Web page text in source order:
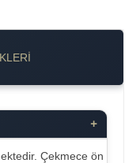
+
Çekmece ön